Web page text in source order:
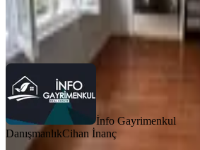
İnfo Gayrimenkul DanışmanlıkCihan İnanç
Ara
İnfo Gayrimenkul
DanışmanlıkCihan İnanç